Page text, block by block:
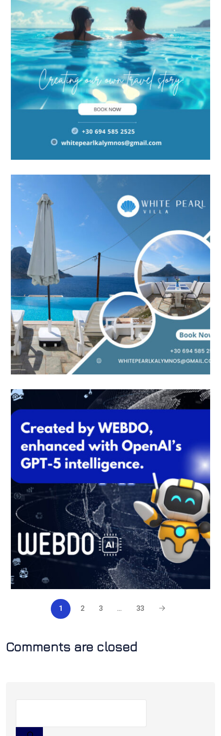
1 2 3 … 33
Comments are closed